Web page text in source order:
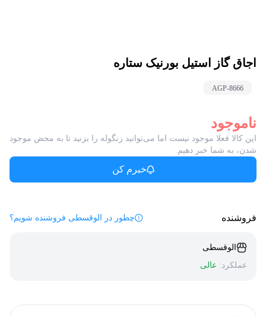
اجاق گاز استیل بورنیک ستاره
AGP-8666
ناموجود
این کالا فعلا موجود نیست اما می‌توانید زنگوله را بزنید تا به محض موجود
شدن، به شما خبر دهیم.
خبرم کن
فروشنده چطور در الوقسطی فروشنده شویم؟
الوقسطی
عملکرد: عالی